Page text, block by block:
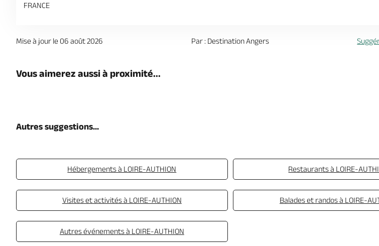
FRANCE
Mise à jour le 06 août 2026 Par : Destination Angers
Vous aimerez aussi à proximité...
Autres suggestions...
Hébergements à LOIRE-AUTHION Restaurants à LOIRE-
Visites et activités à LOIRE-AUTHION Balades et randos à LOIRE-
Autres événements à LOIRE-AUTHION